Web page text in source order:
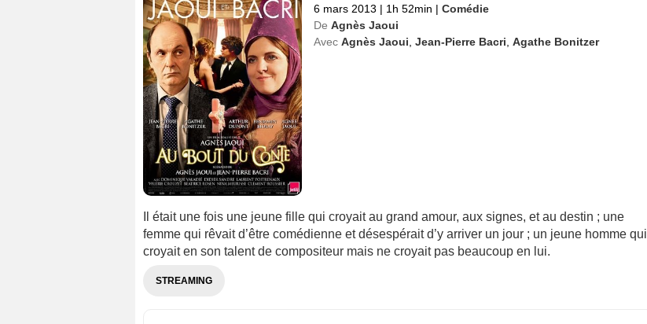
6 mars 2013 | 1h 52min | Comédie
De Agnès Jaoui
Avec Agnès Jaoui Jean-Pierre Bacri Agathe Bonitzer
Il était une fois une jeune fille qui croyait au grand amour, aux signes, et au destin ; une
femme qui rêvait d’être comédienne et désespérait d’y arriver un jour ; un jeune homme qui
croyait en son talent de compositeur mais ne croyait pas beaucoup en lui.
STREAMING